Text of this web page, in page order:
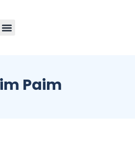
Paim